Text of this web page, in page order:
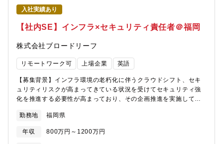
宅と出社を組み合わせたハイブリッドワークが中心（出社頻度は
（1日8時間、6:00-22:00の時間帯で自由に勤務することができる
ーク勤務の完備：モニター／イスの貸与や必要な備品の経費精算
ーネット回線開設の初期費用補助◎育休産休取得率100％（男性育
ンのもと、スキマバイトアプリ「タイミー」を提供し、急速に成
長を遂げています。この成長を支えるため、クライアントの課題
解決を支援し、タイミーの活用を促進するカスタマーサクセス部
門のマネージャー候補を募集いたします。【魅力】・多様な業種
のクライアントと関わり、労働力不足の解消やDX推進など、社会
的意義の高い課題解決に貢献できます・多様な課題に対して、施
策を投入し改善の成果を残しやすいフェーズにある組織なので、
様々なキャリアアップの機会があります・当社のビジョンは国内
人材領域に事業ドメインを閉じておらず、中期的には非人材領域
やグローバルな事業に関与することが可能です【働き方】原則週5
日出社
入社実績あり
【社内SE】インフラ×セキュリティ責任者＠福岡
株式会社ブロードリーフ
リモートワーク可 上場企業 英語
【募集背景】インフラ環境の老朽化に伴うクラウドシフト、セキ
ュリティリスクが高まってきている状況を受けてセキュリティ強
化を推進する必要性が高まっており、その企画推進を実施してい
施していますので、その管理や効率化も担って頂きたいと考えて
おります。単純な管理のみではなく、最新技術や会社のニーズを
くみ取った提案をすれば実行できる機会が得られますのでご自身
勤務地 福岡県
年収 800万円～1200万円